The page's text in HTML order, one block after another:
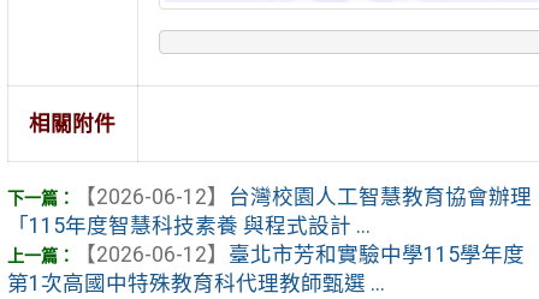
相關附件
【2026-06-12】
台灣校園人工智慧教育協會辦理
「115年度智慧科技素養 與程式設計 ...
【2026-06-12】 臺北市芳和實驗中學115學年度
第1次高國中特殊教育科代理教師甄選 ...